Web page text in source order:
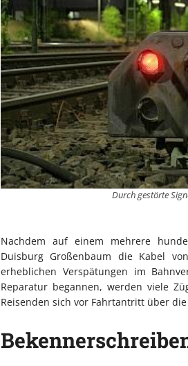
Durch gestörte
Nachdem auf einem mehrere
Duisburg Großenbaum die Kabel
erheblichen Verspätungen im
Reparatur begannen, werden viele
Reisenden sich vor Fahrtantritt über